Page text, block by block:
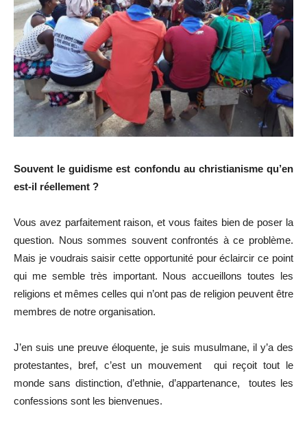
Souvent le guidisme est confondu au christianisme qu’en
est-il réellement ?
Vous avez parfaitement raison, et vous faites bien de poser la
question. Nous sommes souvent confrontés à ce problème.
Mais je voudrais saisir cette opportunité pour éclaircir ce point
qui me semble très important. Nous accueillons toutes les
religions et mêmes celles qui n’ont pas de religion peuvent être
membres de notre organisation.
J’en suis une preuve éloquente, je suis musulmane, il y’a des
protestantes, bref, c’est un mouvement qui reçoit tout le
monde sans distinction, d’ethnie, d’appartenance, toutes les
confessions sont les bienvenues.